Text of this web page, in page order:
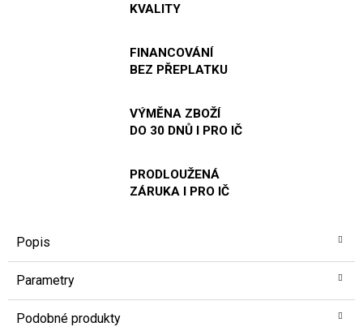
KVALITY
FINANCOVÁNÍ
BEZ PŘEPLATKU
VÝMĚNA ZBOŽÍ
DO 30 DNŮ I PRO IČ
PRODLOUŽENÁ
ZÁRUKA I PRO IČ
Popis
Parametry
Podobné produkty